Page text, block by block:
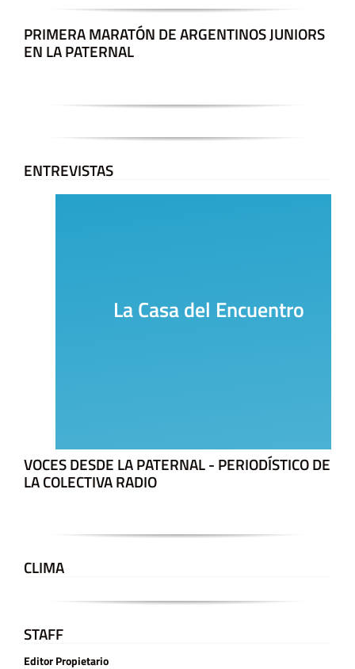
PRIMERA MARATÓN DE ARGENTINOS JUNIORS
EN LA PATERNAL
ENTREVISTAS
La Casa del Encuentro
VOCES DESDE LA PATERNAL - PERIODÍSTICO DE
LA COLECTIVA RADIO
CLIMA
STAFF
Editor Propietario